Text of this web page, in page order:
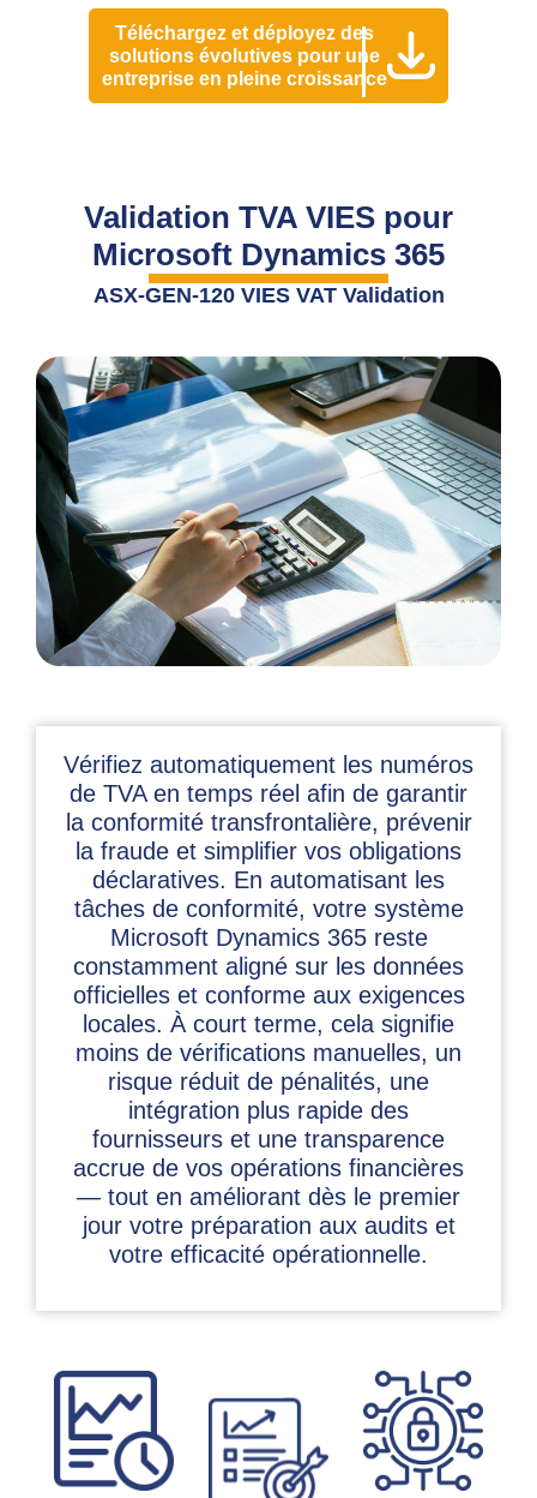
Téléchargez et déployez des
solutions évolutives pour une
entreprise en pleine croissance
Validation TVA VIES pour
Microsoft Dynamics 365
ASX-GEN-120 VIES VAT Validation
Vérifiez automatiquement les numéros
de TVA en temps réel afin de garantir
la conformité transfrontalière, prévenir
la fraude et simplifier vos obligations
déclaratives. En automatisant les
tâches de conformité, votre système
Microsoft Dynamics 365 reste
constamment aligné sur les données
officielles et conforme aux exigences
locales. À court terme, cela signifie
moins de vérifications manuelles, un
risque réduit de pénalités, une
intégration plus rapide des
fournisseurs et une transparence
accrue de vos opérations financières
— tout en améliorant dès le premier
jour votre préparation aux audits et
votre efficacité opérationnelle.